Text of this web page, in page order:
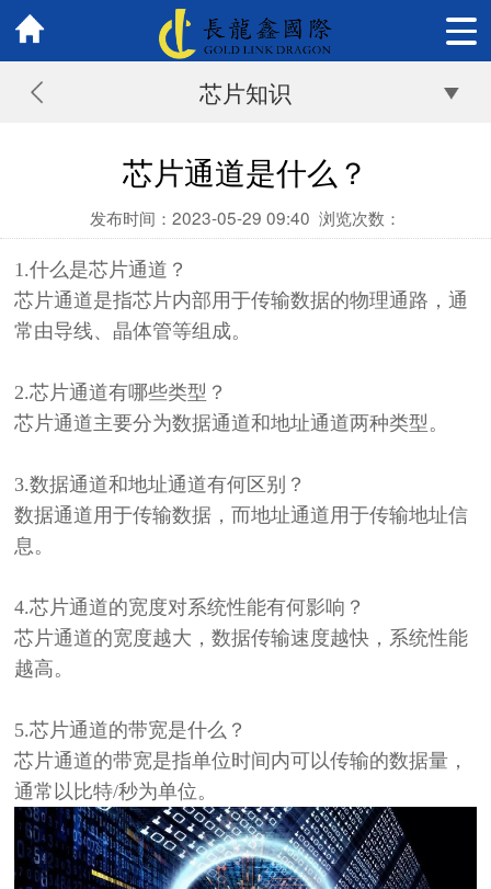
芯片知识
芯片通道是什么？
发布时间：2023-05-29 09:40 浏览次数：
1.什么是芯片通道？
芯片通道是指芯片内部用于传输数据的物理通路，通
常由导线、晶体管等组成。
2.芯片通道有哪些类型？
芯片通道主要分为数据通道和地址通道两种类型。
3.数据通道和地址通道有何区别？
数据通道用于传输数据，而地址通道用于传输地址信
息。
4.芯片通道的宽度对系统性能有何影响？
芯片通道的宽度越大，数据传输速度越快，系统性能
越高。
5.芯片通道的带宽是什么？
芯片通道的带宽是指单位时间内可以传输的数据量，
通常以比特/秒为单位。